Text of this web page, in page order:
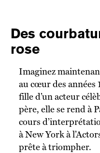
Des
rose
Imaginez maintenant que nous nous trouvons
au cœur des années
fille d’un acteur
père, elle se rend à
cours
à New York à
prête à triompher.